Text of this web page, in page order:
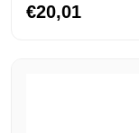
€20,01